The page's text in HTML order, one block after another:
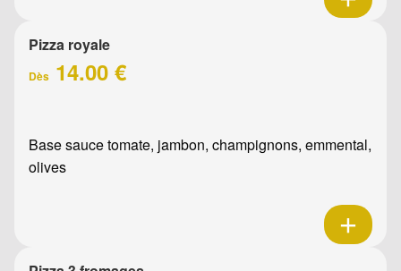
Pizza royale
Dès 14.00 €
Base sauce tomate, jambon, champignons, emmental,
olives